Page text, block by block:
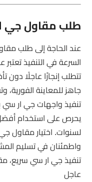
طلب مقاول جي
عند الحاجة إلى طلب
السرعة في التنفيذ
تتطلب إنجازًا عاجلًا دون
جاهز للمعاينة
تنفيذ واجهات جي ار
يحرص على استخدام
لسنوات. اختيار مقاول
واطمئنان في تسليم
تنفيذ جي ار سي سريع،
عاجل